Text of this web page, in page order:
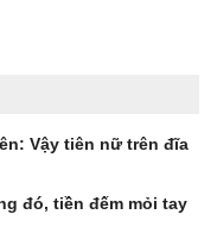
Vậy tiên nữ trên đĩa
đó, tiền đếm mỏi tay